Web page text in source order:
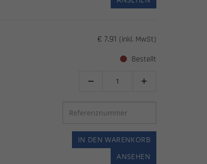
€ 7.91 (inkl. MwSt)
Bestellt
 
IN DEN WARENKORB
ANSEHEN